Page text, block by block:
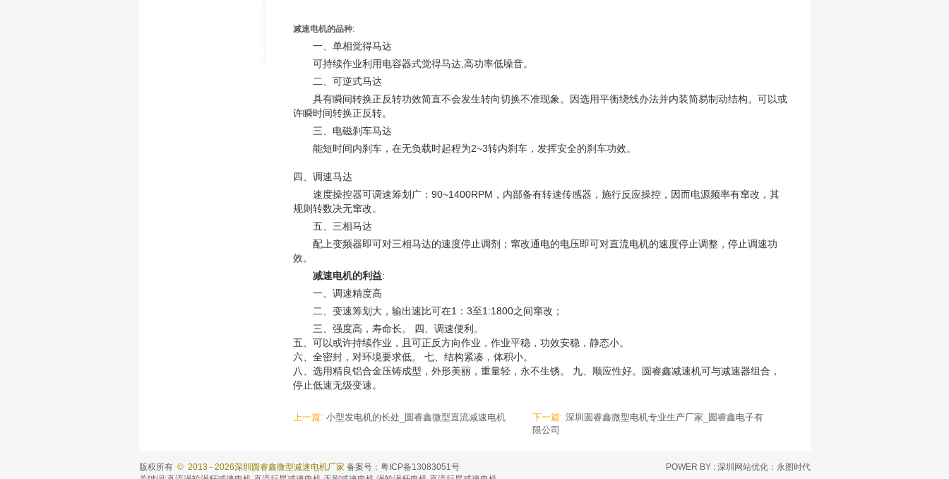
减速电机的品种:
一、单相觉得马达
可持续作业利用电容器式觉得马达,高功率低噪音。
二、可逆式马达
具有瞬间转换正反转功效简直不会发生转向切换不准现象。因选用平衡绕线办法并内装简易制动结构。可以或
许瞬时间转换正反转。
三、电磁刹车马达
能短时间内刹车，在无负载时起程为2~3转内刹车，发挥安全的刹车功效。
四、调速马达
速度操控器可调速筹划广：90~1400RPM，内部备有转速传感器，施行反应操控，因而电源频率有窜改，其
规则转数决无窜改。
五、三相马达
配上变频器即可对三相马达的速度停止调剂；窜改通电的电压即可对直流电机的速度停止调整，停止调速功
效。
减速电机的利益:
一、调速精度高
二、变速筹划大，输出速比可在1：3至1:1800之间窜改；
三、强度高，寿命长。 四、调速便利。
五、可以或许持续作业，且可正反方向作业，作业平稳，功效安稳，静态小。
六、全密封，对环境要求低。 七、结构紧凑，体积小。
八、选用精良铝合金压铸成型，外形美丽，重量轻，永不生锈。 九、顺应性好。圆睿鑫减速机可与减速器组合，
停止低速无级变速。
上一篇: 小型发电机的长处_圆睿鑫微型直流减速电机 下一篇: 深圳圆睿鑫微型电机专业生产厂家_圆睿鑫电子有
限公司
版权所有 © 2013 - 2026深圳圆睿鑫微型减速电机厂家 备案号：粤ICP备13083051号
POWER BY : 深圳网站优化：永图时代